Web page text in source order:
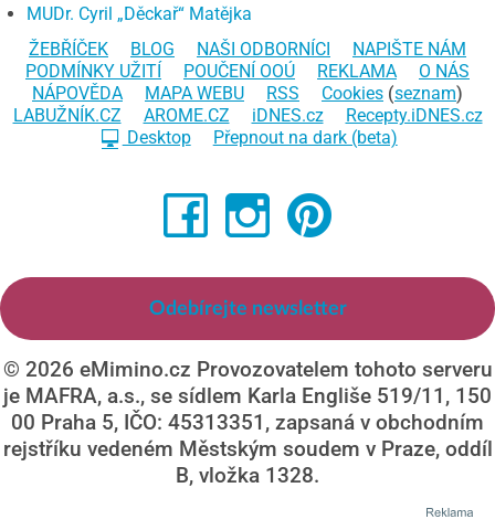
MUDr. Cyril „Děckař“ Matějka
ŽEBŘÍČEK
BLOG NAŠI ODBORNÍCI
NAPIŠTE NÁM
PODMÍNKY UŽITÍ
POUČENÍ OOÚ REKLAMA
O NÁS
NÁPOVĚDA
MAPA WEBU RSS Cookies (seznam)
LABUŽNÍK.CZ
AROME.CZ iDNES.cz
Recepty.iDNES.cz
Desktop
Přepnout na dark (beta)
Odebírejte newsletter
© 2026 eMimino.cz Provozovatelem tohoto serveru
je MAFRA, a.s., se sídlem Karla Engliše 519/11, 150
00 Praha 5, IČO: 45313351, zapsaná v obchodním
rejstříku vedeném Městským soudem v Praze, oddíl
B, vložka 1328.